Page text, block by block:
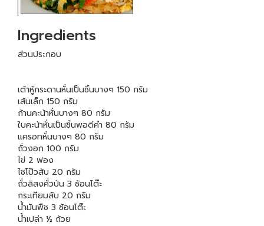
Ingredients
ส่วนประกอบ
เต้าหู้กระดานหั่นเป็นชิ้นบางๆ 150 กรัม
เส้นเล็ก 150 กรัม
ก้านคะน้าหั่นบางๆ 80 กรัม
ใบคะน้าหั่นเป็นชิ้นพอดีคำ 80 กรัม
แครอทหั่นบางๆ 80 กรัม
ถั่วงอก 100 กรัม
ไข่ 2 ฟอง
ไชโป๊วสับ 20 กรัม
ถั่วลิสงคั่วป่น 3 ช้อนโต๊ะ
กระเทียมสับ 20 กรัม
น้ำมันพืช 3 ช้อนโต๊ะ
น้ำเปล่า ½ ถ้วย